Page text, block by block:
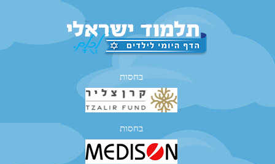
בחסות
בחסות